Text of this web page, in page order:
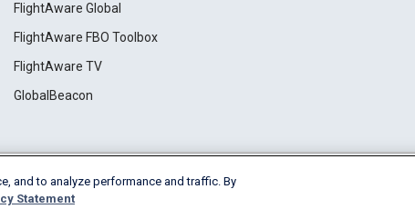
FlightAware Global
FlightAware FBO Toolbox
FlightAware TV
GlobalBeacon
Privacy Cookie Settings
and to analyze performance and traffic. By
Statement